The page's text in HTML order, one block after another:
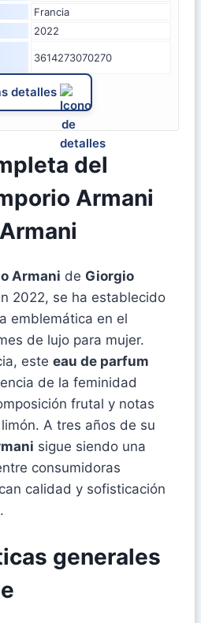
Francia
2022
3614273070270
detalles
del
Armani
Armani de Giorgio
2022, se ha establecido
emblemática en el
de lujo para mujer.
este eau de parfum
de la feminidad
frutal y notas
A tres años de su
sigue siendo una
consumidoras
calidad y sofisticación
generales